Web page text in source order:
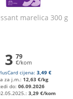
marelica 300 g
3 79
€/kom
cijena:3,49 €
za j.m.:12,63 €/kg
do: 06.09.2026
3,29 €/kom